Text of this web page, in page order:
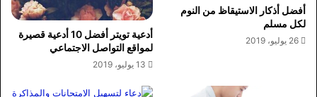
أفضل أذكار الاستيقاظ من النوم
لكل مسلم
26 يوليو، 2019
أدعية تويتر أفضل 10 أدعية قصيرة
لمواقع التواصل الاجتماعي
13 يوليو، 2019